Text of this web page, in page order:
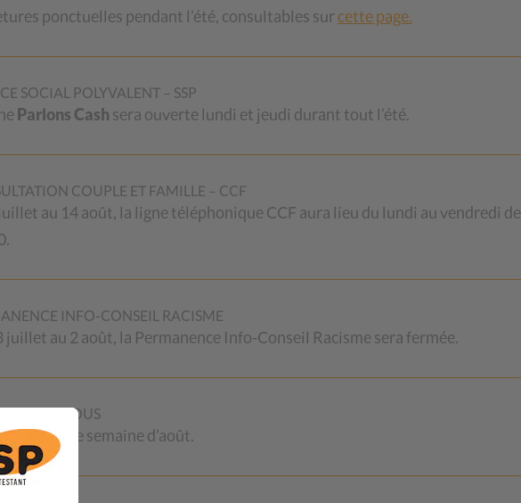
Time/Shutterstock.com
QUESTIONS DEMIGRATION
Les aide-mémoires du CSP Vaud
et de ses collaboratrices. Ils s’adressent
à toute personne qui a besoin de
renseignements sur les sujets
proposés.
Vous souhaitez mettre vos
ponctuelles pendant l’été, consultables sur cette page.
SOCIAL POLYVALENT – SSP
Parlons Cash sera ouverte lundi et jeudi durant tout l’été.
COUPLE ET FAMILLE – CCF
au 14 août, la ligne téléphonique CCF aura lieu du lundi au vendredi
INFO-CONSEIL RACISME
juillet au 2 août, la Permanence Info-Conseil Racisme sera fermée.
POUR VOUS
la 1ère semaine d’août.